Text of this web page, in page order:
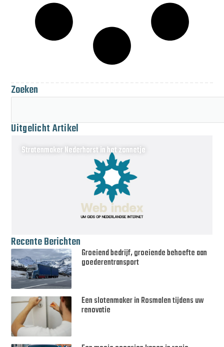
Zoeken
Uitgelicht Artikel
Stratenmaker Nederhorst in het zonnetje
Recente Berichten
Groeiend bedrijf, groeiende behoefte aan
goederentransport
Een slotenmaker in Rosmalen tijdens uw
renovatie